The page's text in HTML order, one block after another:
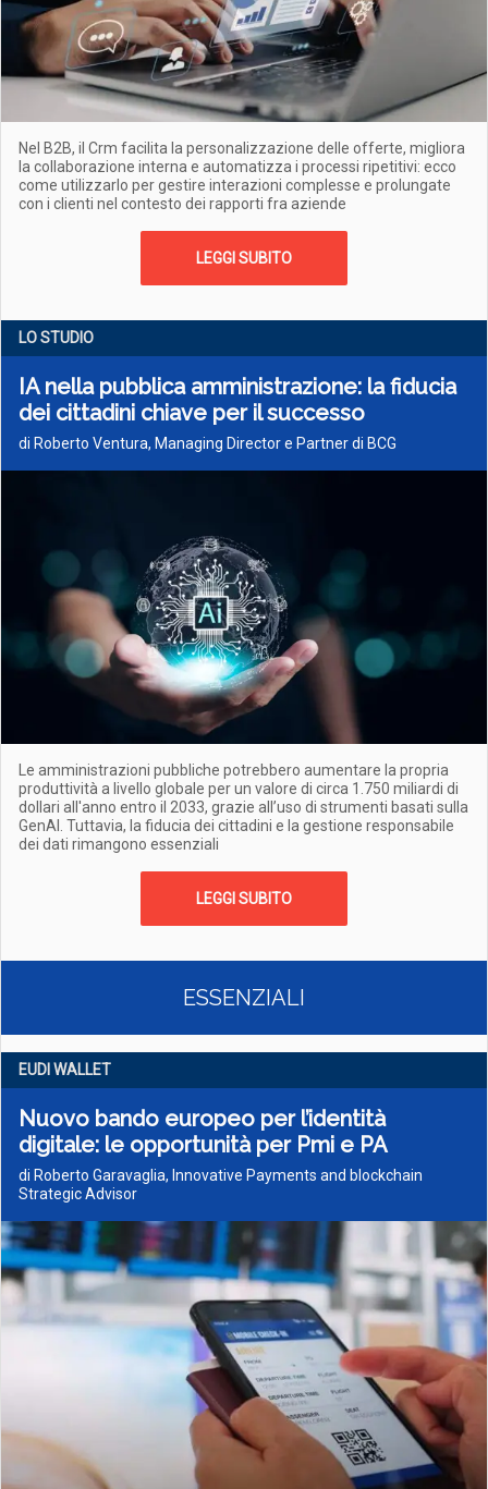
Nel B2B, il Crm facilita la personalizzazione delle offerte, migliora
la collaborazione interna e automatizza i processi ripetitivi: ecco
come utilizzarlo per gestire interazioni complesse e prolungate
con i clienti nel contesto dei rapporti fra aziende
LEGGI SUBITO
LO STUDIO
IA nella pubblica amministrazione: la fiducia
dei cittadini chiave per il successo
di Roberto Ventura, Managing Director e Partner di BCG
Le amministrazioni pubbliche potrebbero aumentare la propria
produttività a livello globale per un valore di circa 1.750 miliardi di
dollari all'anno entro il 2033, grazie all’uso di strumenti basati sulla
GenAI. Tuttavia, la fiducia dei cittadini e la gestione responsabile
dei dati rimangono essenziali
LEGGI SUBITO
ESSENZIALI
EUDI WALLET
Nuovo bando europeo per l’identità
digitale: le opportunità per Pmi e PA
di Roberto Garavaglia, Innovative Payments and blockchain
Strategic Advisor